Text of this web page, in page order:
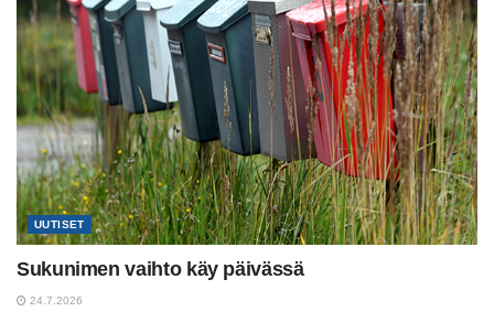
UUTISET
Sukunimen vaihto käy päivässä
24.7.2026